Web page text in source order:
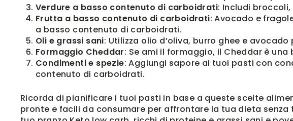
Verdure a basso contenuto di carboidrati: Includi
Frutta a basso contenuto di carboidrati: Avocado e
a basso contenuto di carboidrati.
Oli e grassi sani: Utilizza olio d’oliva, burro ghee e avocado
Formaggio Cheddar: Se ami il formaggio, il Cheddar è una
Condimenti e spezie: Aggiungi sapore ai tuoi pasti con
contenuto di carboidrati.
Ricorda di pianificare i tuoi pasti in base a queste scelte
pronte e facili da consumare per affrontare la tua dieta